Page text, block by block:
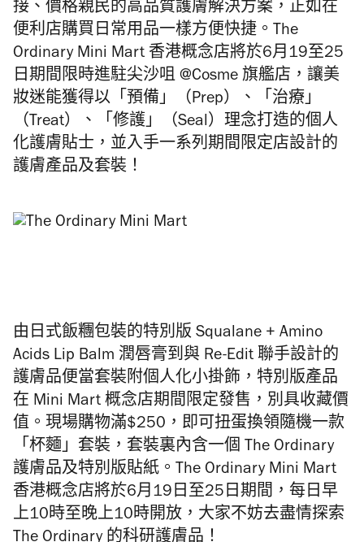
接、價格親民的高品質護膚解決方案，正如在
便利店購買日常用品一樣方便快捷。The
Ordinary Mini Mart 香港概念店將於6月19至25
日期間限時進駐尖沙咀 @Cosme 旗艦店，讓美
妝迷能獲得以「預備」（Prep）、「治療」
（Treat）、「修護」（Seal）理念打造的個人
化護膚貼士，並入手一系列期間限定店設計的
護膚產品及套裝！
由日式飯糰包裝的特別版 Squalane + Amino
Acids Lip Balm 潤唇膏到與 Re-Edit 聯手設計的
護膚品便當套裝附個人化小掛飾，特別版產品
在 Mini Mart 概念店期間限定發售，別具收藏價
值。現場購物滿$250，即可扭蛋換領隨機一款
「杯麵」套裝，套裝裏內含一個 The Ordinary
護膚品及特別版貼紙。The Ordinary Mini Mart
香港概念店將於6月19日至25日期間，每日早
上10時至晚上10時開放，大家不妨去盡情探索
The Ordinary 的科研護膚品！